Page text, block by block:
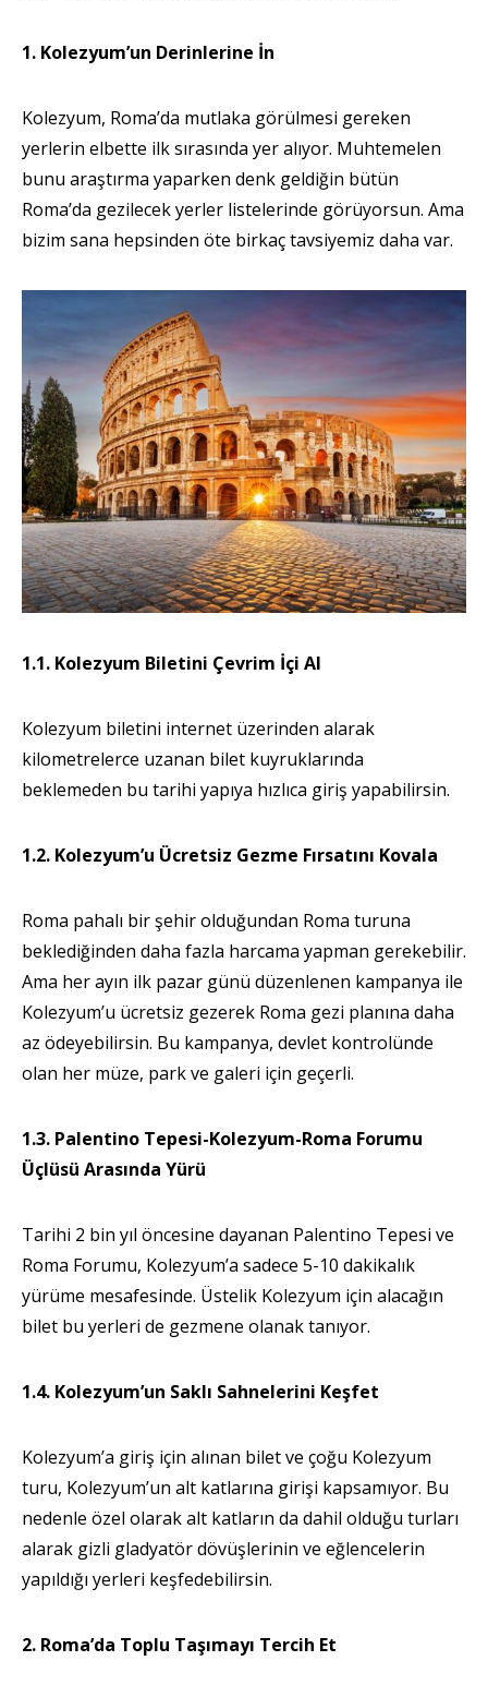
1. Kolezyum’un Derinlerine İn
Kolezyum, Roma’da mutlaka görülmesi gereken
yerlerin elbette ilk sırasında yer alıyor. Muhtemelen
bunu araştırma yaparken denk geldiğin bütün
Roma’da gezilecek yerler listelerinde görüyorsun. Ama
bizim sana hepsinden öte birkaç tavsiyemiz daha var.
1.1. Kolezyum Biletini Çevrim İçi Al
Kolezyum biletini internet üzerinden alarak
kilometrelerce uzanan bilet kuyruklarında
beklemeden bu tarihi yapıya hızlıca giriş yapabilirsin.
1.2. Kolezyum’u Ücretsiz Gezme Fırsatını Kovala
Roma pahalı bir şehir olduğundan Roma turuna
beklediğinden daha fazla harcama yapman gerekebilir.
Ama her ayın ilk pazar günü düzenlenen kampanya ile
Kolezyum’u ücretsiz gezerek Roma gezi planına daha
az ödeyebilirsin. Bu kampanya, devlet kontrolünde
olan her müze, park ve galeri için geçerli.
1.3. Palentino Tepesi-Kolezyum-Roma Forumu
Üçlüsü Arasında Yürü
Tarihi 2 bin yıl öncesine dayanan Palentino Tepesi ve
Roma Forumu, Kolezyum’a sadece 5-10 dakikalık
yürüme mesafesinde. Üstelik Kolezyum için alacağın
bilet bu yerleri de gezmene olanak tanıyor.
1.4. Kolezyum’un Saklı Sahnelerini Keşfet
Kolezyum’a giriş için alınan bilet ve çoğu Kolezyum
turu, Kolezyum’un alt katlarına girişi kapsamıyor. Bu
nedenle özel olarak alt katların da dahil olduğu turları
alarak gizli gladyatör dövüşlerinin ve eğlencelerin
yapıldığı yerleri keşfedebilirsin.
2. Roma’da Toplu Taşımayı Tercih Et